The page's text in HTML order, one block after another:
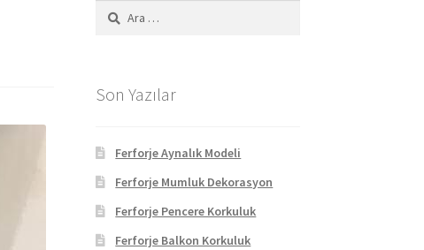
Arama:
Son Yazılar
Ferforje Aynalık Modeli
Ferforje Mumluk Dekorasyon
Ferforje Pencere Korkuluk
Ferforje Balkon Korkuluk